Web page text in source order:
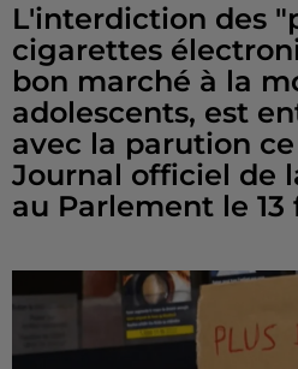
L'interdiction des
cigarettes
bon marché à la
adolescents, est
avec la parution
Journal officiel de
au Parlement le 13